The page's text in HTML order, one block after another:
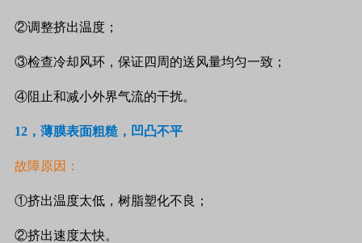
②调整挤出温度；
③检查冷却风环，保证四周的送风量均匀一致；
④阻止和减小外界气流的干扰。
12 ，薄膜表面粗糙，凹凸不平
故障原因：
①挤出温度太低，树脂塑化不良；
②挤出速度太快。